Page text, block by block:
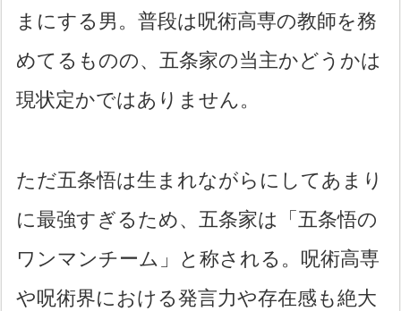
まにする男。普段は呪術高専の教師を務
めてるものの、五条家の当主かどうかは
現状定かではありません。
ただ五条悟は生まれながらにしてあまり
に最強すぎるため、五条家は「五条悟の
ワンマンチーム」と称される。呪術高専
や呪術界における発言力や存在感も絶大